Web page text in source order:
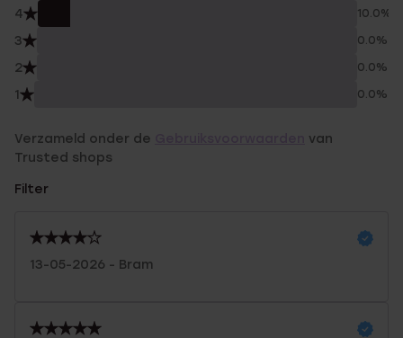
4 10.0%
3 0.0%
2 0.0%
1 0.0%
Verzameld onder de
van
Trusted shops
Filter
13-05-2026 - Bram